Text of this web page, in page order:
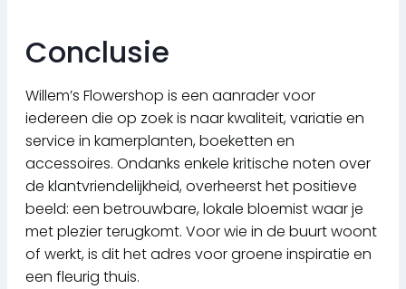
Conclusie
Willem’s Flowershop is een aanrader voor
iedereen die op zoek is naar kwaliteit, variatie en
service in kamerplanten, boeketten en
accessoires. Ondanks enkele kritische noten over
de klantvriendelijkheid, overheerst het positieve
beeld: een betrouwbare, lokale bloemist waar je
met plezier terugkomt. Voor wie in de buurt woont
of werkt, is dit het adres voor groene inspiratie en
een fleurig thuis.